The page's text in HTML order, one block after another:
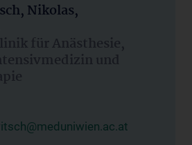
Nikolas,
für Anästhesie,
und